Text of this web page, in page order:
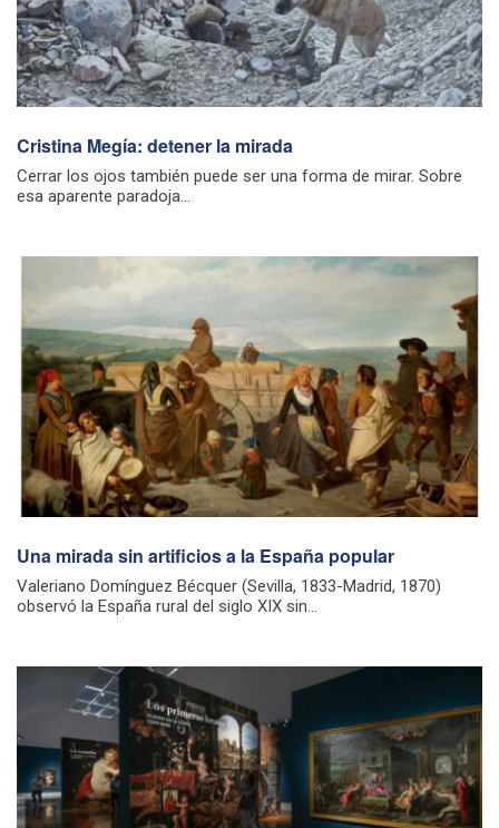
Cristina Megía: detener la mirada
Cerrar los ojos también puede ser una forma de mirar. Sobre
esa aparente paradoja...
Una mirada sin artificios a la España popular
Valeriano Domínguez Bécquer (Sevilla, 1833-Madrid, 1870)
observó la España rural del siglo XIX sin...